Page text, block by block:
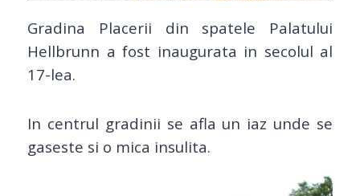
Gradina Placerii din spatele Palatului
Hellbrunn a fost inaugurata in secolul al
17-lea.
In centrul gradinii se afla un iaz unde se
gaseste si o mica insulita.